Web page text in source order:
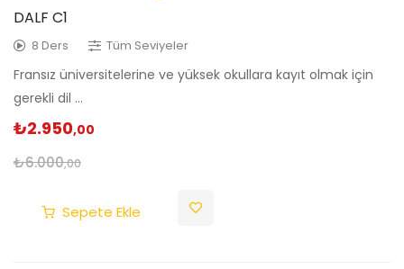
DALF C1
8 Ders Tüm Seviyeler
Fransız üniversitelerine ve yüksek okullara kayıt olmak için
gerekli dil …
₺2.950,00
₺6.000,00
Sepete Ekle